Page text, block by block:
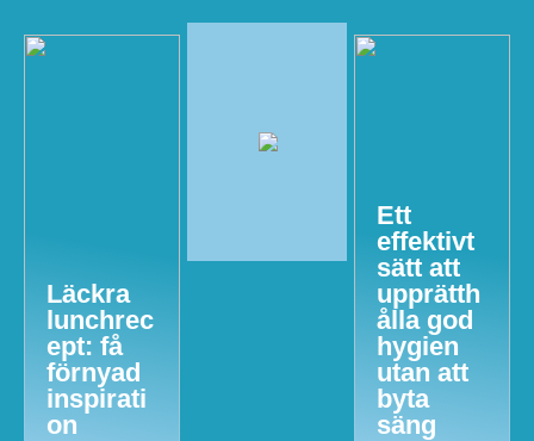
Läckra
lunchrec
ept: få
förnyad
inspirati
on
Ett
effektivt
sätt att
upprätth
ålla god
hygien
utan att
byta
säng